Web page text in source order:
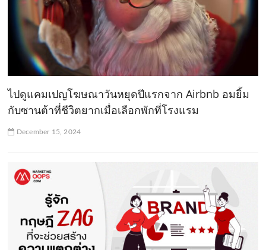
ไปดูแคมเปญโฆษณาวันหยุดปีแรกจาก Airbnb อมยิ้ม
กับซานต้าที่ชีวิตยากเมื่อเลือกพักที่โรงแรม
December 15, 2024